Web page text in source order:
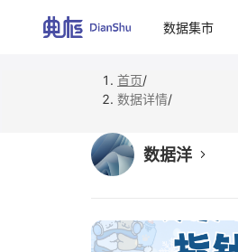
数据集市
首页/
数据详情/
数据洋